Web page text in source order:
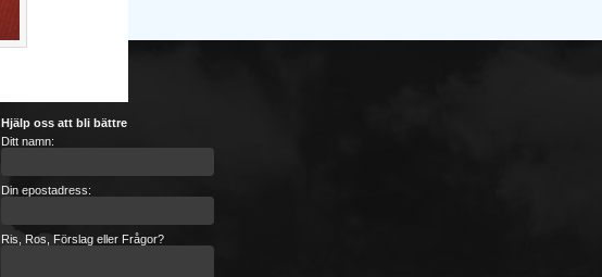
Hjälp oss att bli bättre
Ditt namn:
Din epostadress:
Ris, Ros, Förslag eller Frågor?